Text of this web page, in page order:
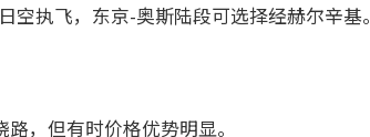
执飞，东京-奥斯陆段可选择经赫尔辛基。
，但有时价格优势明显。